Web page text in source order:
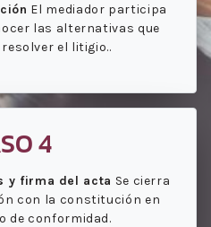
El mediador participa
las alternativas que
el litigio..
4
y firma del acta Se cierra
con la constitución en
de conformidad.